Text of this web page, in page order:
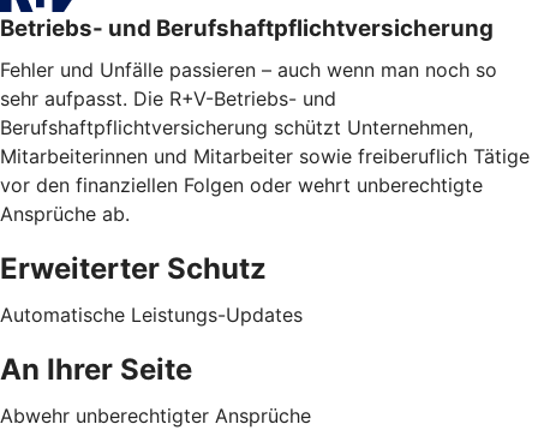
Betriebs- und Berufshaftpflichtversicherung
Fehler und Unfälle passieren – auch wenn man noch so
sehr aufpasst. Die R+V-Betriebs- und
Berufshaftpflichtversicherung schützt Unternehmen,
Mitarbeiterinnen und Mitarbeiter sowie freiberuflich Tätige
vor den finanziellen Folgen oder wehrt unberechtigte
Ansprüche ab.
Erweiterter Schutz
Automatische Leistungs-Updates
An Ihrer Seite
Abwehr unberechtigter Ansprüche